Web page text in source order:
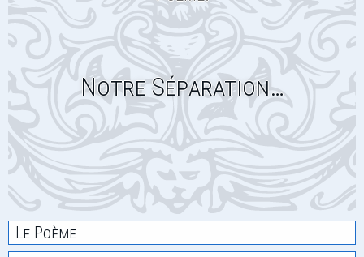
Notre Séparation…
Le Poème